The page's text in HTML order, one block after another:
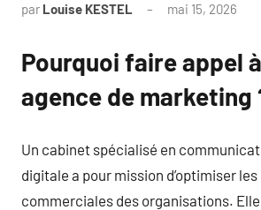
par Louise KESTEL mai 15, 2026
Pourquoi faire appel
agence de marketing
Un cabinet spécialisé en
digitale a pour mission d’optimiser
commerciales des organisations.